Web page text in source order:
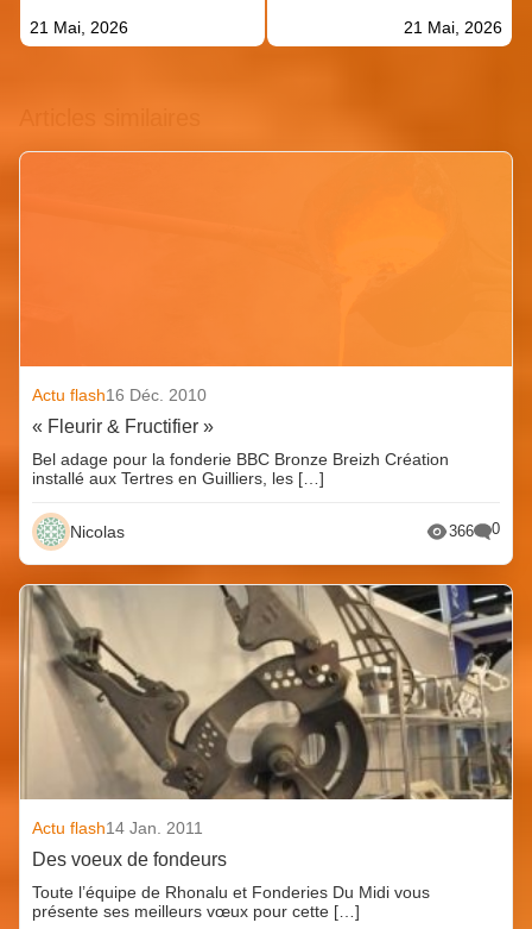
21 Mai, 2026
21 Mai, 2026
Actu flash16 Déc. 2010
« Fleurir & Fructifier »
Bel adage pour la fonderie BBC Bronze Breizh Création
installé aux Tertres en Guilliers, les […]
Nicolas 366 0
Actu flash14 Jan. 2011
Des voeux de fondeurs
Toute l’équipe de Rhonalu et Fonderies Du Midi vous
présente ses meilleurs vœux pour cette […]